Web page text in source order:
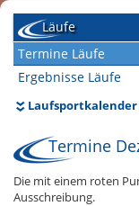
Läufe
Termine Läufe
Ergebnisse Läufe
Laufsportkalender
Termine
Die mit einem roten
Ausschreibung.